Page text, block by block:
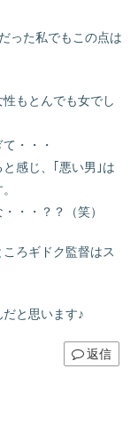
た私でもこの点は
もとんでも女でし
・・・
感じ、｢悪い男｣は
・・？？（笑）
ろギドク監督はス
と思います♪
返信